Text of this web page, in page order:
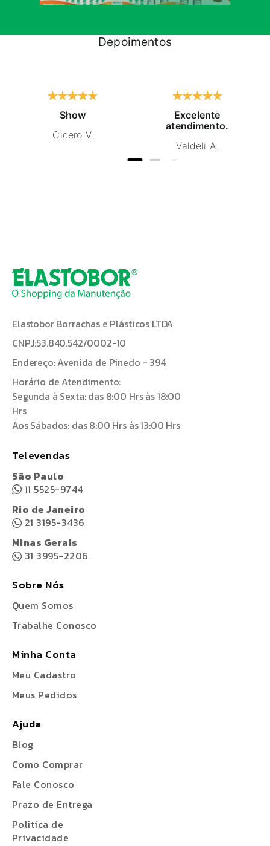
Depoimentos
Show
Cicero V.
Excelente
atendimento.
Valdeli A.
Elastobor Borrachas e Plásticos LTDA
CNPJ:53.840.542/0002-10
Endereço: Avenida de Pinedo - 394
Horário de Atendimento:
Segunda à Sexta: das 8:00 Hrs às 18:00
Hrs
Aos Sábados: das 8:00 Hrs às 13:00 Hrs
Televendas
São Paulo
11 5525-9744
Rio de Janeiro
21 3195-3436
Minas Gerais
31 3995-2206
Sobre Nós
Quem Somos
Trabalhe Conosco
Minha Conta
Meu Cadastro
Meus Pedidos
Ajuda
Blog
Como Comprar
Fale Conosco
Prazo de Entrega
Politica de
Privacidade